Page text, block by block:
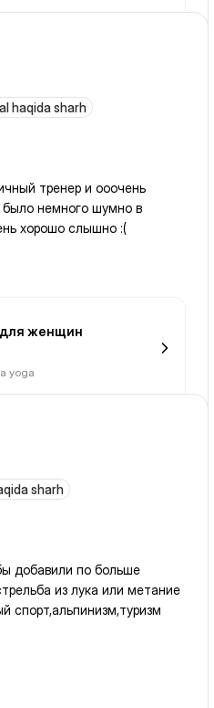
haqida sharh
тренер и ооочень
было немного шумно в
хорошо слышно :(
для женщин
yoga
sharh
добавили по больше
из лука или метание
спорт,альпинизм,туризм